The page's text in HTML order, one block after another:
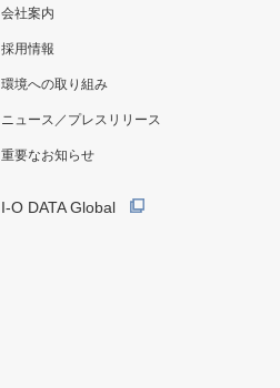
会社案内
採用情報
環境への取り組み
ニュース／プレスリリース
重要なお知らせ
I-O DATA Global